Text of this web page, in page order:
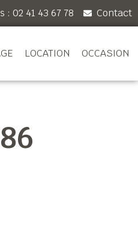
02 41 43 67 78 Contact
LOCATION OCCASION